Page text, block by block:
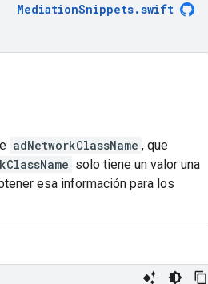
MediationSnippets.swift
adNetworkClassName , que
solo tiene un valor una
esa información para los